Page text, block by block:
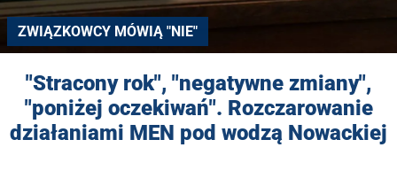
ZWIĄZKOWCY MÓWIĄ "NIE"
"Stracony rok", "negatywne zmiany",
"poniżej oczekiwań". Rozczarowanie
działaniami MEN pod wodzą Nowackiej